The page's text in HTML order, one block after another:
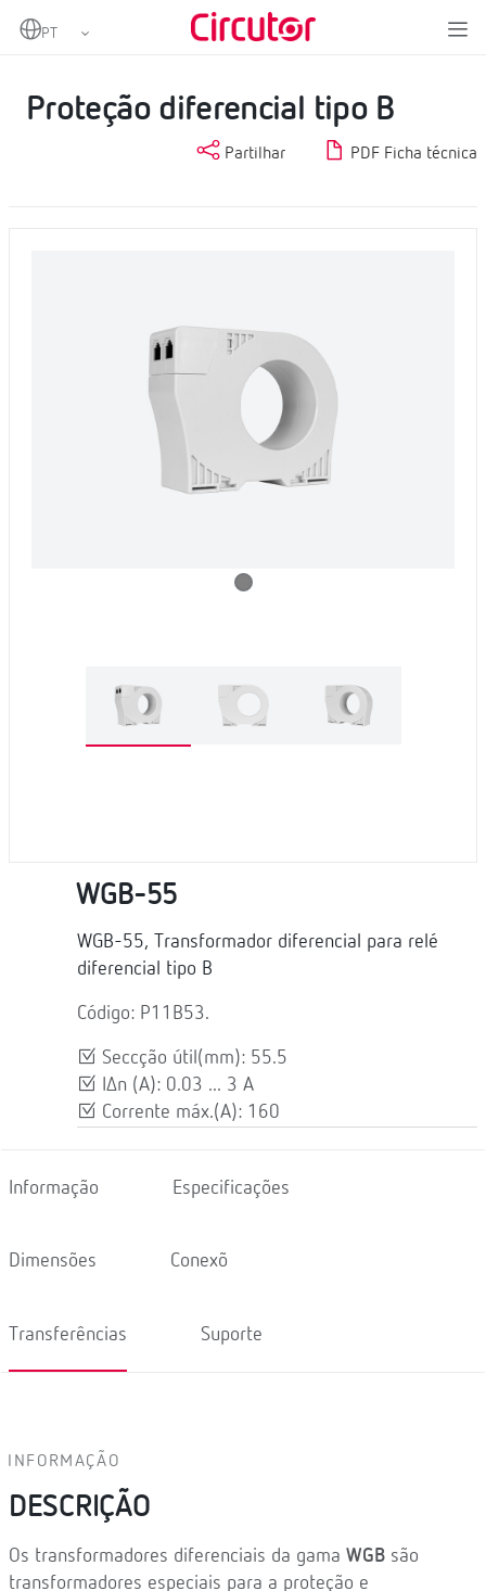
Home Proteção e controlo
Proteção diferencial
Proteção diferencial tipo B
Partilhar PDF Ficha técnica
WGB-55
WGB-55, Transformador diferencial para relé
diferencial tipo B
Código: P11B53.
Seccção útil(mm): 55.5
IΔn (A): 0.03 ... 3 A
Corrente máx.(A): 160
Informação Especificações
Dimensões Conexõ
Transferências Suporte
INFORMAÇÃO
DESCRIÇÃO
Os transformadores diferenciais da gama WGB são
transformadores especiais para a proteção e